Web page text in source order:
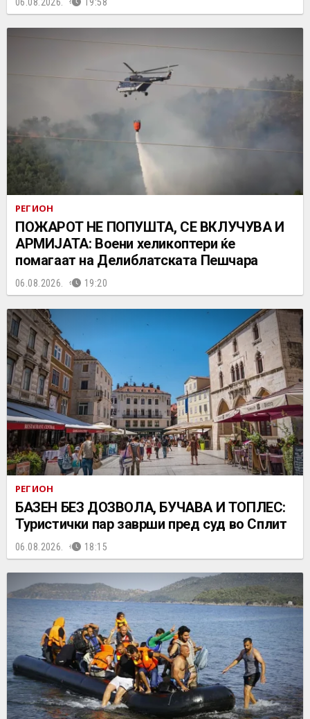
РЕГИОН
ПОЖАРОТ НЕ ПОПУШТА, СЕ ВКЛУЧУВА И
АРМИЈАТА: Воени хеликоптери ќе
помагаат на Делиблатската Пешчара
06.08.2026. 19:20
РЕГИОН
БАЗЕН БЕЗ ДОЗВОЛА, БУЧАВА И ТОПЛЕС:
Туристички пар заврши пред суд во Сплит
06.08.2026. 18:15